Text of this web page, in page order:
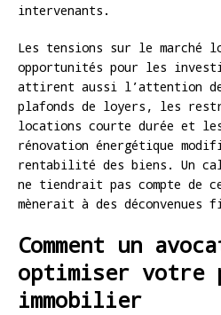
intervenants.
Les tensions sur le marché
opportunités pour les
attirent aussi l’attention
plafonds de loyers, les
locations courte durée et
rénovation énergétique
rentabilité des biens. Un
ne tiendrait pas compte de
mènerait à des déconvenues
Comment un
optimiser votre
immobilier